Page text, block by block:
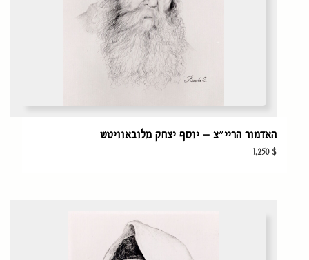
האדמור הריי״צ – יוסף יצחק מלובאוויטש
1,250 $